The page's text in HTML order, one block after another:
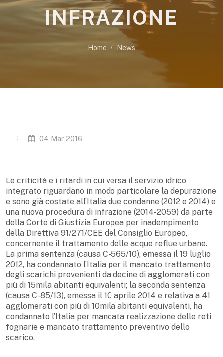
INFRAZIONE
Home News
04 Mar 2016
Le criticità e i ritardi in cui versa il servizio idrico
integrato riguardano in modo particolare la depurazione
e sono già costate all’Italia due condanne (2012 e 2014) e
una nuova procedura di infrazione (2014-2059) da parte
della Corte di Giustizia Europea per inadempimento
della Direttiva 91/271/CEE del Consiglio Europeo,
concernente il trattamento delle acque reflue urbane.
La prima sentenza (causa C-565/10), emessa il 19 luglio
2012, ha condannato l’Italia per il mancato trattamento
degli scarichi provenienti da decine di agglomerati con
più di 15mila abitanti equivalenti; la seconda sentenza
(causa C-85/13), emessa il 10 aprile 2014 e relativa a 41
agglomerati con più di 10mila abitanti equivalenti, ha
condannato l’Italia per mancata realizzazione delle reti
fognarie e mancato trattamento preventivo dello
scarico.